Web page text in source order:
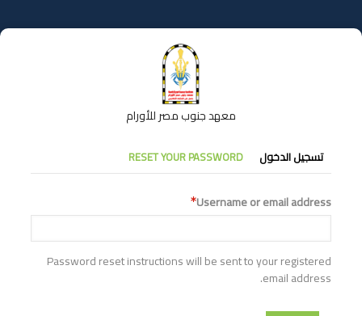
إلى
المحتوى
معهد جنوب مصر للأورام
التبويبات
الأساسية
تسجيل الدخول RESET YOUR PASSWORD
Username or email address
Password reset instructions will be sent to your registered
email address.